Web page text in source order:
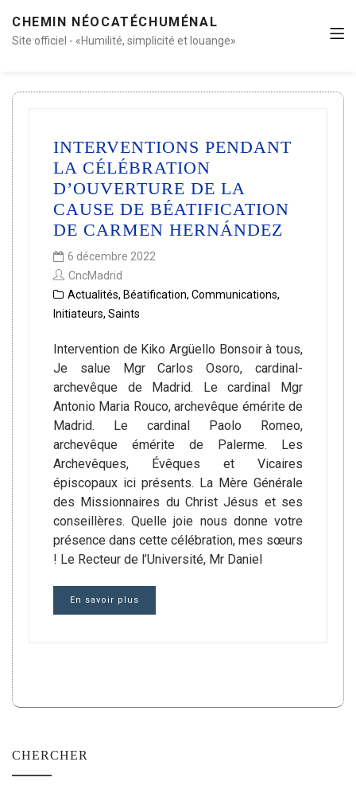
CHEMIN NÉOCATÉCHUMÉNAL
Site officiel - «Humilité, simplicité et louange»
INTERVENTIONS PENDANT
LA CÉLÉBRATION
D’OUVERTURE DE LA
CAUSE DE BÉATIFICATION
DE CARMEN HERNÁNDEZ
6 décembre 2022
CncMadrid
Actualités, Béatification, Communications,
Initiateurs, Saints
Intervention de Kiko Argüello Bonsoir à tous,
Je salue Mgr Carlos Osoro, cardinal-
archevêque de Madrid. Le cardinal Mgr
Antonio Maria Rouco, archevêque émérite de
Madrid. Le cardinal Paolo Romeo,
archevêque émérite de Palerme. Les
Archevêques, Évêques et Vicaires
épiscopaux ici présents. La Mère Générale
des Missionnaires du Christ Jésus et ses
conseillères. Quelle joie nous donne votre
présence dans cette célébration, mes sœurs
! Le Recteur de l’Université, Mr Daniel
En savoir plus
CHERCHER